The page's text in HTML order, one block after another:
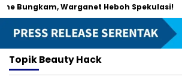
Bungkam, Warganet Heboh Spekulasi!
TopikBeauty Hack